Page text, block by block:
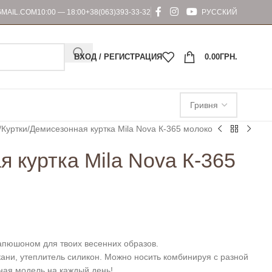
10:00 — 18:00+38(063)393-33-32 РУССКИЙ
ВХОД / РЕГИСТРАЦИЯ 0.00ГРН.
Куртки Демисезонная куртка Mila Nova К-365 молоко
куртка Mila Nova К-365
для твоих весенних образов.
утеплитель силикон. Можно носить комбинируя с разной